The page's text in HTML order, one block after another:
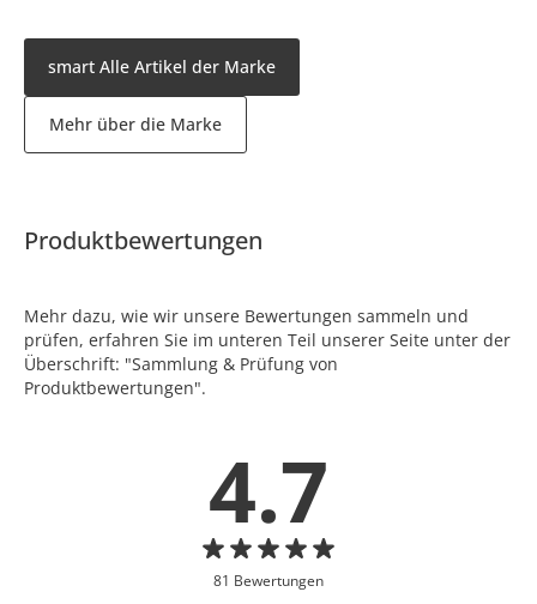
smart Alle Artikel der Marke
Mehr über die Marke
Produktbewertungen
Mehr dazu, wie wir unsere Bewertungen sammeln und
prüfen, erfahren Sie im unteren Teil unserer Seite unter der
Überschrift: "Sammlung & Prüfung von
Produktbewertungen".
4.7
81 Bewertungen